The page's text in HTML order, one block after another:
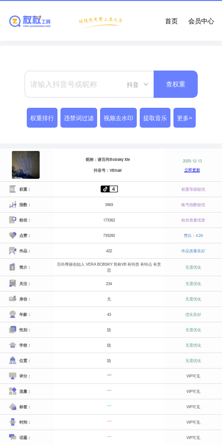
会员中心
首页
抖音 查权重
权重排行 违禁词过滤 视频去水印 提取音乐 更多>
昵称：谢百尚Bobsky Xie
抖音号：VBhair
2025-12-13
立即更新
权重： 权重等级较优
指数： 3969 账号指数较优
粉丝： 173362 粉丝质量优质
点赞： 735282 赞比：4.24
作品： 422 作品质量良好
简介：
百尚尊丽创始人 VERA BOBSKY 简称VB 有特质 有特点 有意
思
无需优化
关注： 234 无需优化
身份： 无 无需优化
年龄： 43 优化良好
性别： 隐 无需优化
学校： 隐 无需优化
位置： 隐 无需优化
评分： *** VIP可见
流量： *** VIP可见
标签： *** VIP可见
时间： *** VIP可见
话题： *** VIP可见